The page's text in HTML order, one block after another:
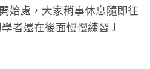
始處，大家稍事休息隨即往
者還在後面慢慢練習 J